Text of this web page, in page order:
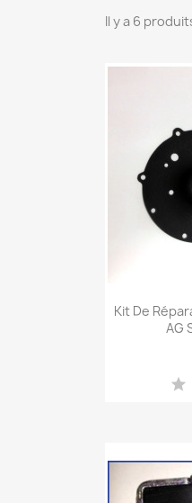
Il y a 6

Kit De
AG